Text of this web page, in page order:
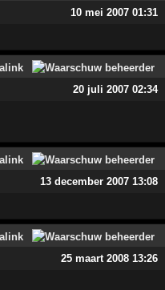
10 mei 2007 01:31
20 juli 2007 02:34
13 december 2007 13:08
25 maart 2008 13:26